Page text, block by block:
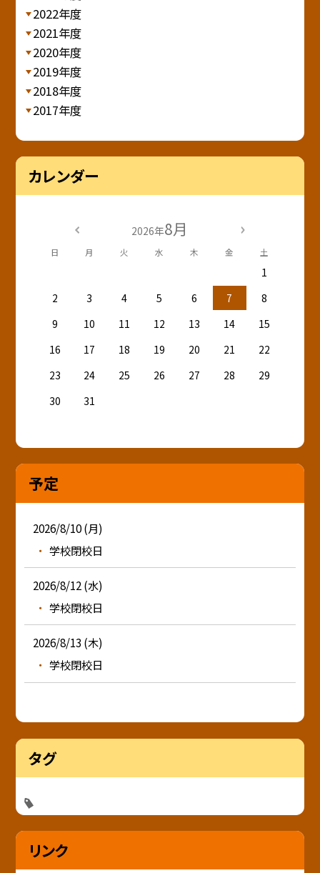
2022年度
2021年度
2020年度
2019年度
2018年度
2017年度
カレンダー
2026年8月
日 月 火 水 木 金 土
1
2
3 4 5 6 7
8
9
10 11 12 13 14
15
16
17 18 19 20 21
22
23
24 25 26 27 28
29
30
31
予定
2026/8/10 (月)
学校閉校日
2026/8/12 (水)
学校閉校日
2026/8/13 (木)
学校閉校日
タグ
リンク